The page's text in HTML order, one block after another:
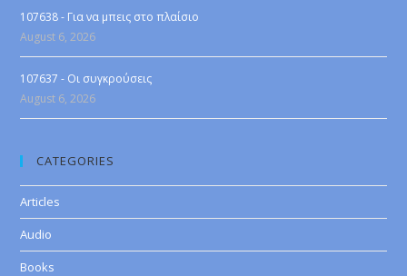
107638 - Για να μπεις στο πλαίσιο
August 6, 2026
107637 - Οι συγκρούσεις
August 6, 2026
CATEGORIES
Articles
Audio
Books